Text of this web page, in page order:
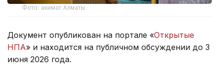
Фото: акимат Алматы
Документ опубликован на портале «Открытые
НПА» и находится на публичном обсуждении до 3
июня 2026 года.